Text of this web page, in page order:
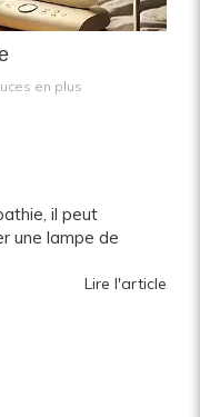
en plus
il peut
une lampe de
Lire l'article